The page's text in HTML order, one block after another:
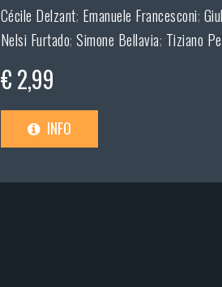
Cécile Delzant; Emanuele Francesconi;
Nelsi Furtado; Simone Bellavia; Tiziano
€ 2,99
INFO